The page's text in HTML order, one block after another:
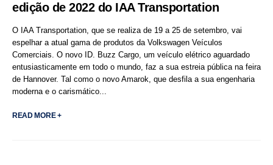
edição de 2022 do IAA Transportation
O IAA Transportation, que se realiza de 19 a 25 de setembro, vai
espelhar a atual gama de produtos da Volkswagen Veículos
Comerciais. O novo ID. Buzz Cargo, um veículo elétrico aguardado
entusiasticamente em todo o mundo, faz a sua estreia pública na feira
de Hannover. Tal como o novo Amarok, que desfila a sua engenharia
moderna e o carismático...
READ MORE +